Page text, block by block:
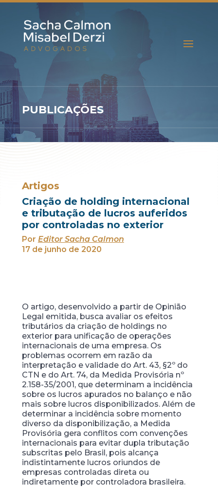
PUBLICAÇÕES
Artigos
Criação de holding internacional
e tributação de lucros auferidos
por controladas no exterior
Por Editor Sacha Calmon
17 de junho de 2020
O artigo, desenvolvido a partir de Opinião
Legal emitida, busca avaliar os efeitos
tributários da criação de holdings no
exterior para unificação de operações
internacionais de uma empresa. Os
problemas ocorrem em razão da
interpretação e validade do Art. 43, §2º do
CTN e do Art. 74, da Medida Provisória nº
2.158-35/2001, que determinam a incidência
sobre os lucros apurados no balanço e não
mais sobre lucros disponibilizados. Além de
determinar a incidência sobre momento
diverso da disponibilização, a Medida
Provisória gera conflitos com convenções
internacionais para evitar dupla tributação
subscritas pelo Brasil, pois alcança
indistintamente lucros oriundos de
empresas controladas direta ou
indiretamente por controladora brasileira.